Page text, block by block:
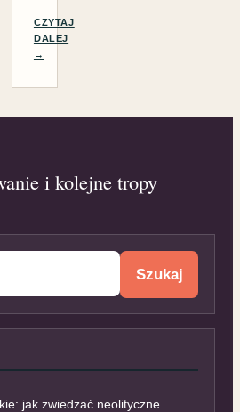
CZYTAJ
DALEJ
→
i kolejne tropy
jak zwiedzać neolityczne